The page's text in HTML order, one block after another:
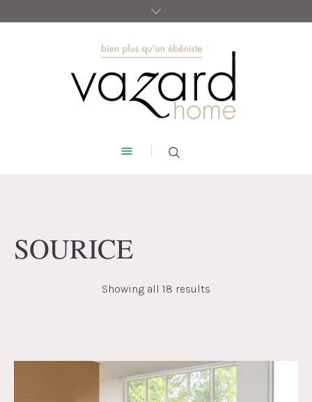
SOURICE
Showing all 18 results